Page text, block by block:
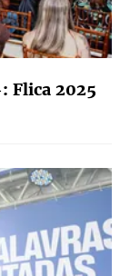
Flica 2025